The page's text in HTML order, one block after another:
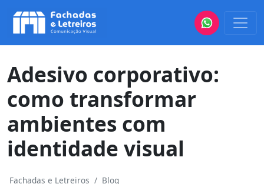
Adesivo corporativo:
como transformar
ambientes com
identidade visual
Fachadas e Letreiros
Blog